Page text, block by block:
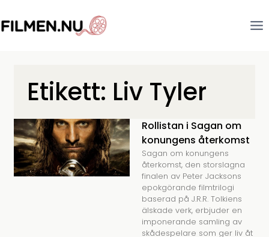
Etikett: Liv Tyler
Rollistan i Sagan om
konungens återkomst
Sagan om konungens
återkomst, den storslagna
finalen av Peter Jacksons
epokgörande filmtrilogi
baserad på J.R.R. Tolkiens
älskade verk, erbjuder en
imponerande samling av
skådespelare som ger liv åt